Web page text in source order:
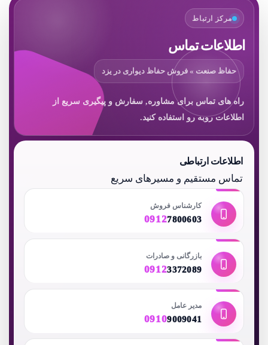
مرکز ارتباط
اطلاعات تماس
حفاظ صنعت » فروش حفاظ دیواری در یزد
راه های تماس برای مشاوره, سفارش و پیگیری سریع از
اطلاعات روبه رو استفاده کنید.
اطلاعات ارتباطی
تماس مستقیم و مسیرهای سریع
کارشناس فروش
09127800603
بازرگانی و صادرات
09123372089
مدیر عامل
09109009041